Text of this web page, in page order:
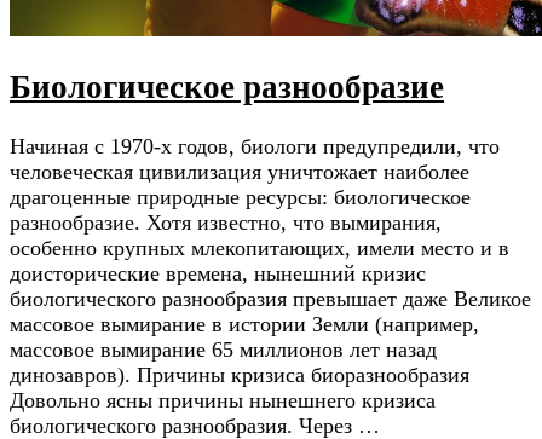
Биологическое разнообразие
Начиная с 1970-х годов, биологи предупредили, что
человеческая цивилизация уничтожает наиболее
драгоценные природные ресурсы: биологическое
разнообразие. Хотя известно, что вымирания,
особенно крупных млекопитающих, имели место и в
доисторические времена, нынешний кризис
биологического разнообразия превышает даже Великое
массовое вымирание в истории Земли (например,
массовое вымирание 65 миллионов лет назад
динозавров). Причины кризиса биоразнообразия
Довольно ясны причины нынешнего кризиса
биологического разнообразия. Через …